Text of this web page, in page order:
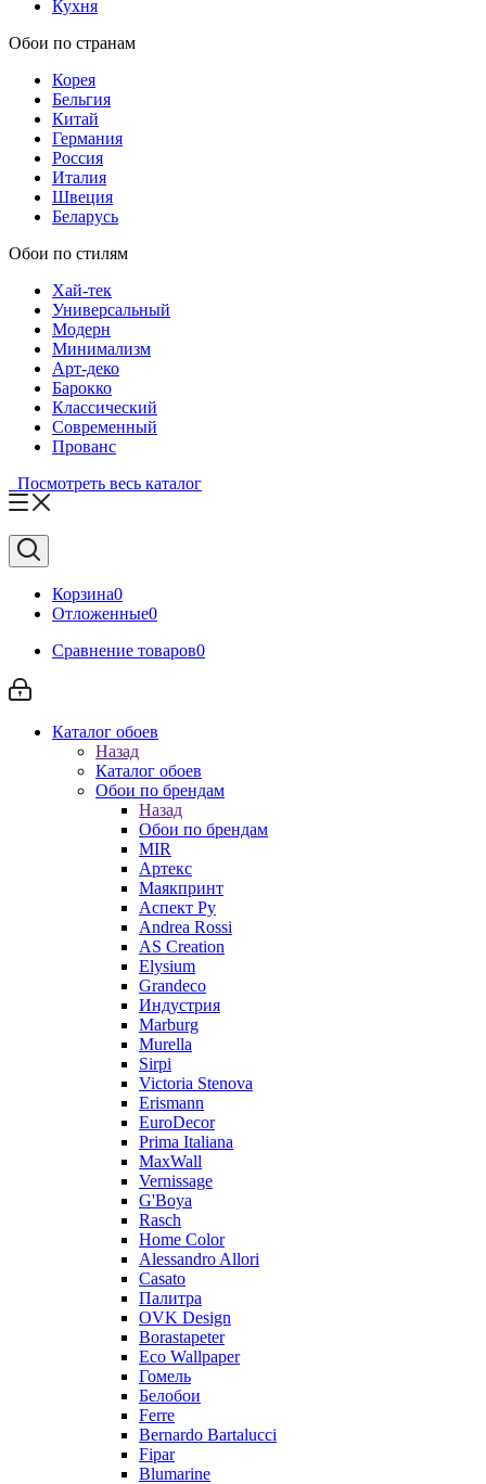
Кухня
Обои по странам
Корея
Бельгия
Китай
Германия
Россия
Италия
Швеция
Беларусь
Обои по стилям
Хай-тек
Универсальный
Модерн
Минимализм
Арт-деко
Барокко
Классический
Современный
Прованс
Посмотреть весь каталог
Корзина0
Отложенные0
Сравнение товаров0
Каталог обоев
Назад
Каталог обоев
Обои по брендам
Назад
Обои по брендам
MIR
Артекс
Маякпринт
Аспект Ру
Andrea Rossi
AS Creation
Elysium
Grandeco
Индустрия
Marburg
Murella
Sirpi
Victoria Stenova
Erismann
EuroDecor
Prima Italiana
MaxWall
Vernissage
G'Boya
Rasch
Home Color
Alessandro Allori
Casato
Палитра
OVK Design
Borastapeter
Eco Wallpaper
Гомель
Белобои
Ferre
Bernardo Bartalucci
Fipar
Blumarine